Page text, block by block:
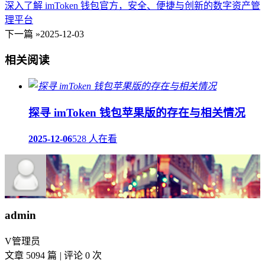
深入了解 imToken 钱包官方，安全、便捷与创新的数字资产管
理平台
下一篇 »2025-12-03
相关阅读
探寻 imToken 钱包苹果版的存在与相关情况
2025-12-06528 人在看
admin
V管理员
文章 5094 篇 | 评论 0 次